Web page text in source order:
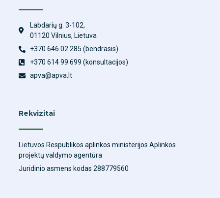
Labdarių g. 3-102,
01120 Vilnius, Lietuva
+370 646 02 285 (bendrasis)
+370 614 99 699 (konsultacijos)
apva@apva.lt
Rekvizitai
Lietuvos Respublikos aplinkos ministerijos Aplinkos
projektų valdymo agentūra
Juridinio asmens kodas 288779560